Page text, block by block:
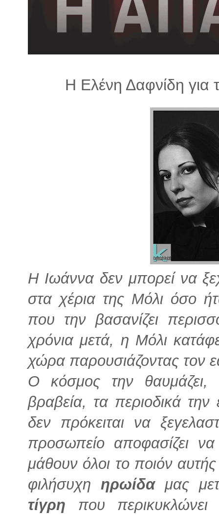
Η Ελένη Δαφνίδη για
Η Ιωάννα δεν μπορεί να
στα χέρια της Μόλι όσο
που την βασανίζει
χρόνια μετά, η Μόλι
χώρα παρουσιάζοντας τον
Ο κόσμος την θαυμάζει,
βραβεία, τα περιοδικά
δεν πρόκειται να
προσωπείο αποφασίζει
μάθουν όλοι το ποιόν
φιλήσυχη ηρωίδαμας
τίγρη που